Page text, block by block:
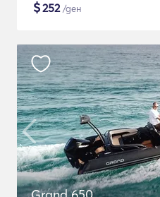
$252/ден